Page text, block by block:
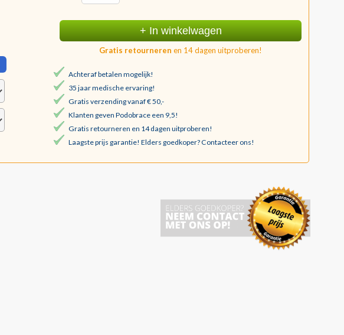
+ In winkelwagen
Gratis retourneren en 14 dagen uitproberen!
Achteraf betalen mogelijk!
35 jaar medische ervaring!
Gratis verzending vanaf € 50,-
Klanten geven Podobrace een 9,5!
Gratis retourneren en 14 dagen uitproberen!
Laagste prijs garantie! Elders goedkoper? Contacteer ons!